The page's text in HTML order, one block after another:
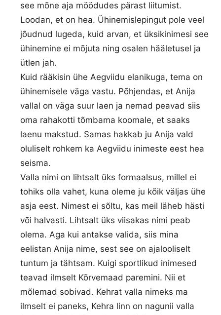
see mõne aja möödudes pärast liitumist.
Loodan, et on hea. Ühinemislepingut pole veel
jõudnud lugeda, kuid arvan, et üksikinimesi see
ühinemine ei mõjuta ning osalen hääletusel ja
ütlen jah.
Kuid rääkisin ühe Aegviidu elanikuga, tema on
ühinemisele väga vastu. Põhjendas, et Anija
vallal on väga suur laen ja nemad peavad siis
oma rahakotti tõmbama koomale, et saaks
laenu makstud. Samas hakkab ju Anija vald
oluliselt rohkem ka Aegviidu inimeste eest hea
seisma.
Valla nimi on lihtsalt üks formaalsus, millel ei
tohiks olla vahet, kuna oleme ju kõik väljas ühe
asja eest. Nimest ei sõltu, kas meil läheb hästi
või halvasti. Lihtsalt üks viisakas nimi peab
olema. Aga kui antakse valida, siis mina
eelistan Anija nime, sest see on ajalooliselt
tuntum ja tähtsam. Kuigi sportlikud inimesed
teavad ilmselt Kõrvemaad paremini. Nii et
mõlemad sobivad. Kehrat valla nimeks ma
ilmselt ei paneks, Kehra linn on nagunii valla